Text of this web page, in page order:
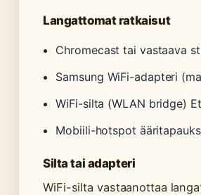
Langattomat ratkaisut
Chromecast tai vastaava
Samsung WiFi-adapteri
WiFi-silta (WLAN bridge)
Mobiili-hotspot
Silta tai adapteri
WiFi-silta vastaanottaa